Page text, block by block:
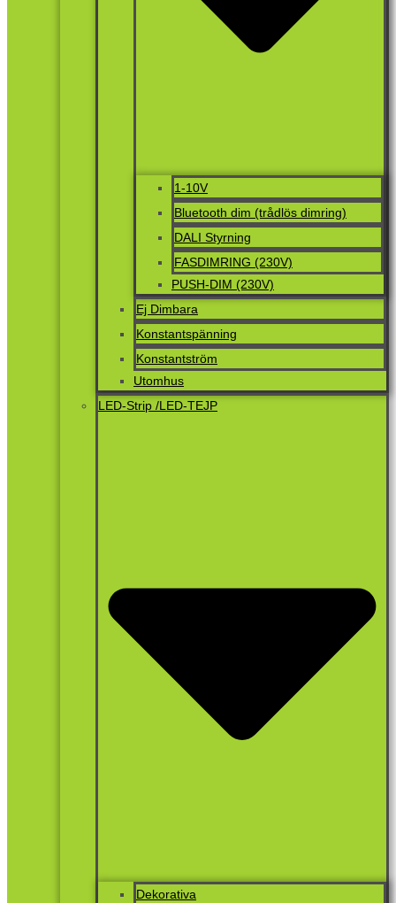
1-10V
Bluetooth dim (trådlös dimring)
DALI Styrning
FASDIMRING (230V)
PUSH-DIM (230V)
Ej Dimbara
Konstantspänning
Konstantström
Utomhus
LED-Strip /LED-TEJP
Dekorativa